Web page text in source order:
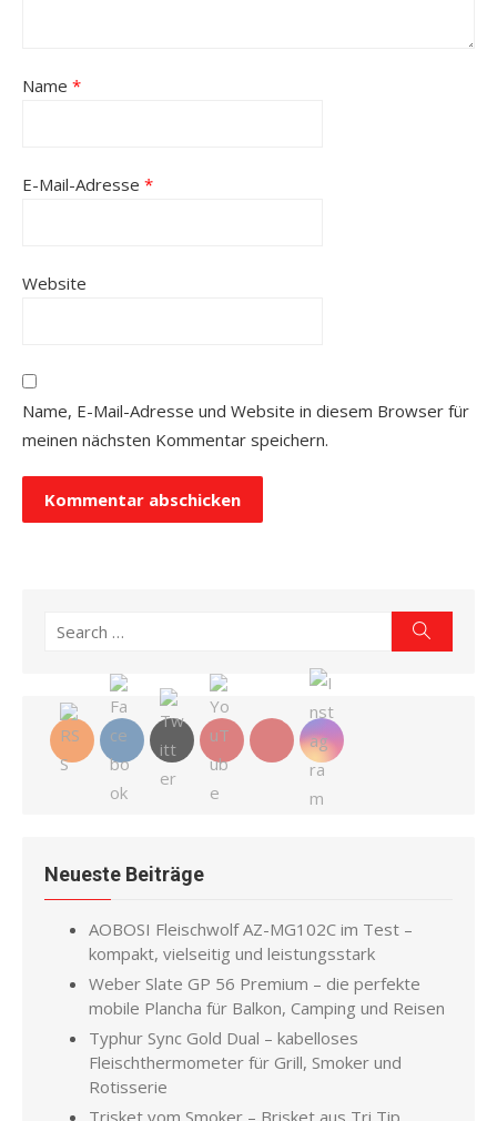
Name *
E-Mail-Adresse *
Website
Name, E-Mail-Adresse und Website in diesem Browser für
meinen nächsten Kommentar speichern.
Search
Neueste Beiträge
AOBOSI Fleischwolf AZ-MG102C im Test –
kompakt, vielseitig und leistungsstark
Weber Slate GP 56 Premium – die perfekte
mobile Plancha für Balkon, Camping und Reisen
Typhur Sync Gold Dual – kabelloses
Fleischthermometer für Grill, Smoker und
Rotisserie
Trisket vom Smoker – Brisket aus Tri Tip